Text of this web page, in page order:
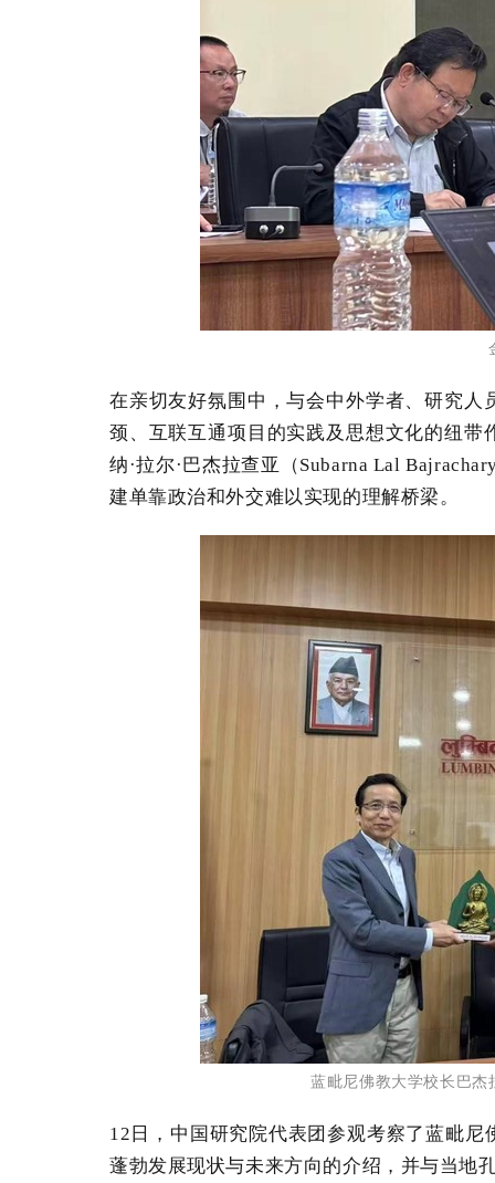
在亲切友好氛围中，与会中外学者、研究
颈、互联互通项目的实践及思想文化的纽
纳·拉尔·巴杰拉查亚（Subarna Lal
建单靠政治和外交难以实现的理解桥梁。
蓝毗尼佛教大学校长巴杰
12 日，中国研究院代表团参观考察了蓝毗
蓬勃发展现状与未来方向的介绍，并与当地